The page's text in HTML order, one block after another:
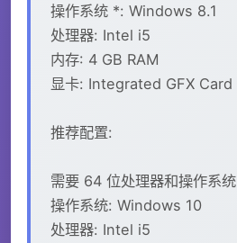
操作系统 *: Windows 8.1
处理器: Intel i5
内存: 4 GB RAM
显卡: Integrated GFX Card
推荐配置:
需要 64 位处理器和操作系统
操作系统: Windows 10
处理器: Intel i5